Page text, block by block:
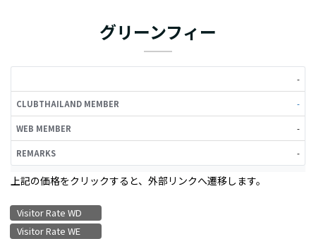
グリーンフィー
MEMBER
REMARKS
-
-
-
-
上記の価格をクリックすると、外部リンクへ遷移します。
Visitor Rate WD
Visitor Rate WE